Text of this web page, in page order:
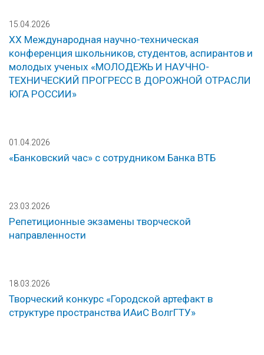
15.04.2026
ХХ Международная научно-техническая
конференция школьников, студентов, аспирантов и
молодых ученых «МОЛОДЕЖЬ И НАУЧНО-
ТЕХНИЧЕСКИЙ ПРОГРЕСС В ДОРОЖНОЙ ОТРАСЛИ
ЮГА РОССИИ»
01.04.2026
«Банковский час» с сотрудником Банка ВТБ
23.03.2026
Репетиционные экзамены творческой
направленности
18.03.2026
Творческий конкурс «Городской артефакт в
структуре пространства ИАиС ВолгГТУ»